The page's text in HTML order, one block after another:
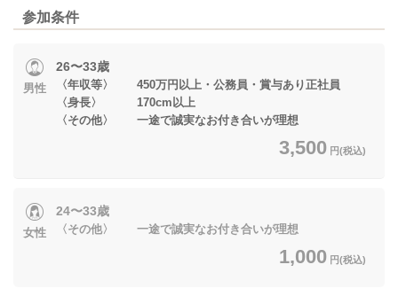
参加条件
男性
26〜33歳
〈年収等〉 450万円以上・公務員・賞与あり正社員
〈身長〉 170cm以上
〈その他〉 一途で誠実なお付き合いが理想
3,500 円(税込)
女性
24〜33歳
〈その他〉 一途で誠実なお付き合いが理想
1,000 円(税込)